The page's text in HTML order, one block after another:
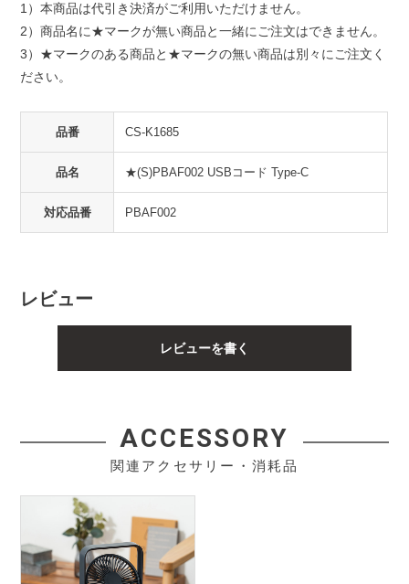
1）本商品は代引き決済がご利用いただけません。
2）商品名に★マークが無い商品と一緒にご注文はできません。
3）★マークのある商品と★マークの無い商品は別々にご注文く
ださい。
品番 CS-K1685
品名 ★(S)PBAF002 USBコード Type-C
対応品番 PBAF002
レビュー
レビューを書く
ACCESSORY
関連アクセサリー・消耗品